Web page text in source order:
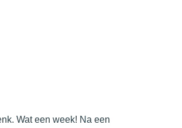
Wat een week! Na een